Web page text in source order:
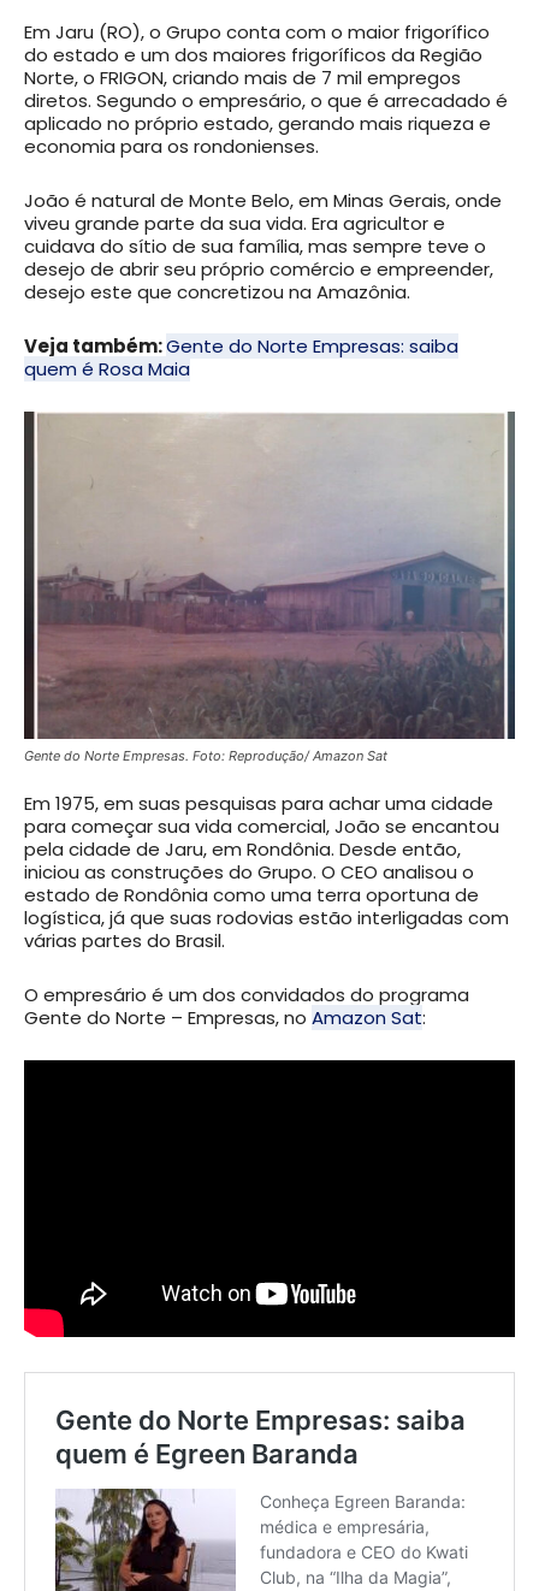
Em Jaru (RO), o Grupo conta com o maior frigorífico
do estado e um dos maiores frigoríficos da Região
Norte, o FRIGON, criando mais de 7 mil empregos
diretos. Segundo o empresário, o que é arrecadado é
aplicado no próprio estado, gerando mais riqueza e
economia para os rondonienses.
João é natural de Monte Belo, em Minas Gerais, onde
viveu grande parte da sua vida. Era agricultor e
cuidava do sítio de sua família, mas sempre teve o
desejo de abrir seu próprio comércio e empreender,
desejo este que concretizou na Amazônia.
Veja também:Gente do Norte Empresas: saiba
quem é Rosa Maia
Gente do Norte Empresas. Foto: Reprodução/ Amazon Sat
Em 1975, em suas pesquisas para achar uma cidade
para começar sua vida comercial, João se encantou
pela cidade de Jaru, em Rondônia. Desde então,
iniciou as construções do Grupo. O CEO analisou o
estado de Rondônia como uma terra oportuna de
logística, já que suas rodovias estão interligadas com
várias partes do Brasil.
O empresário é um dos convidados do programa
Gente do Norte – Empresas, no Amazon Sat: